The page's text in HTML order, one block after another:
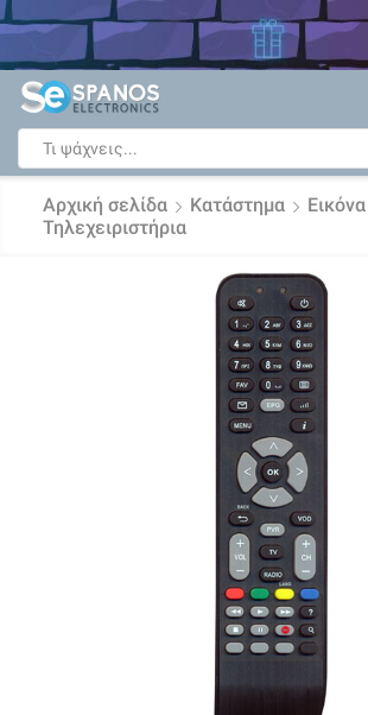
Δείτε όλες τις
input
Αρχική σελίδα Κατάστημα
Τηλεχειριστήρια